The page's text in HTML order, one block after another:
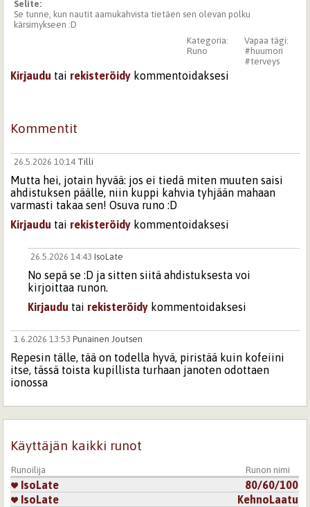
Selite:
Se tunne, kun nautit aamukahvista tietäen sen olevan polku
kärsimykseen :D
Vapaa tägi:
#huumori
#terveys
Kategoria:
Runo
Kirjaudu tai rekisteröidy kommentoidaksesi
Kommentit
26.5.2026 10:14 Tilli
Mutta hei, jotain hyvää: jos ei tiedä miten muuten saisi
ahdistuksen päälle, niin kuppi kahvia tyhjään mahaan
varmasti takaa sen! Osuva runo :D
Kirjaudu tai rekisteröidy kommentoidaksesi
26.5.2026 14:43IsoLate
No sepä se :D ja sitten siitä ahdistuksesta voi
kirjoittaa runon.
Kirjaudu tai rekisteröidy kommentoidaksesi
1.6.2026 13:53 Punainen Joutsen
Repesin tälle, tää on todella hyvä, piristää kuin kofeiini
itse, tässä toista kupillista turhaan janoten odottaen
jonossa
Käyttäjän kaikki runot
Runoilija Runon nimi
IsoLate
80/60/100
IsoLate
KehnoLaatu